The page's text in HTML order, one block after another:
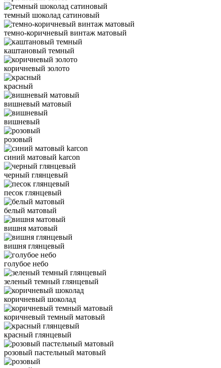
темный шоколад сатиновый
темно-коричневый винтаж матовый
каштановый темный
коричневый золото
красный
вишневый матовый
вишневый
розовый
синий матовый karcon
черный глянцевый
песок глянцевый
белый матовый
вишня матовый
вишня глянцевый
голубое небо
зеленый темный глянцевый
коричневый шоколад
коричневый темный матовый
красный глянцевый
розовый пастельный матовый